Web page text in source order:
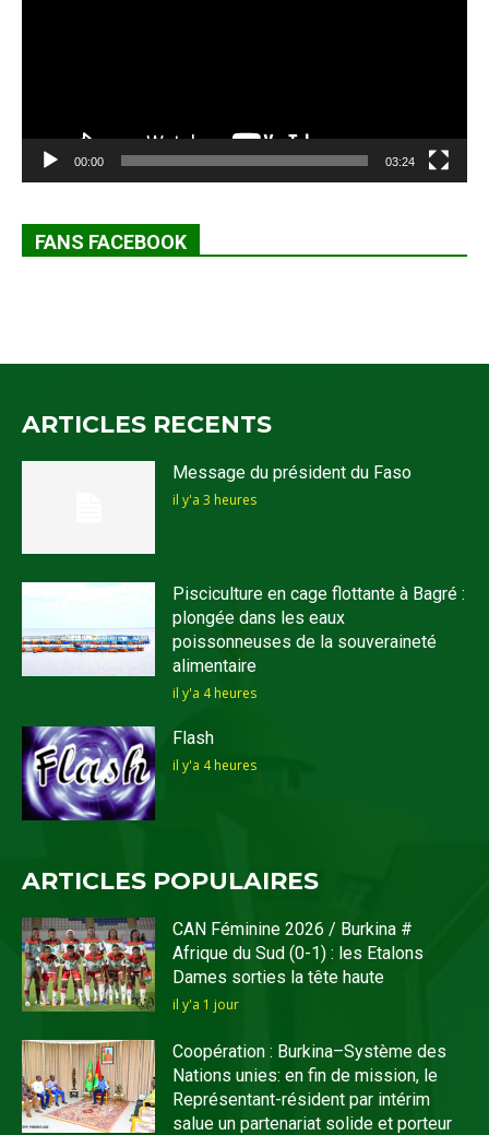
00:00 03:24
FANS FACEBOOK
ARTICLES RECENTS
Message du président du Faso
il y'a 3 heures
Pisciculture en cage flottante à Bagré :
plongée dans les eaux
poissonneuses de la souveraineté
alimentaire
il y'a 4 heures
Flash
il y'a 4 heures
ARTICLES POPULAIRES
CAN Féminine 2026 / Burkina #
Afrique du Sud (0-1) : les Etalons
Dames sorties la tête haute
il y'a 1 jour
Coopération : Burkina–Système des
Nations unies: en fin de mission, le
Représentant-résident par intérim
salue un partenariat solide et porteur